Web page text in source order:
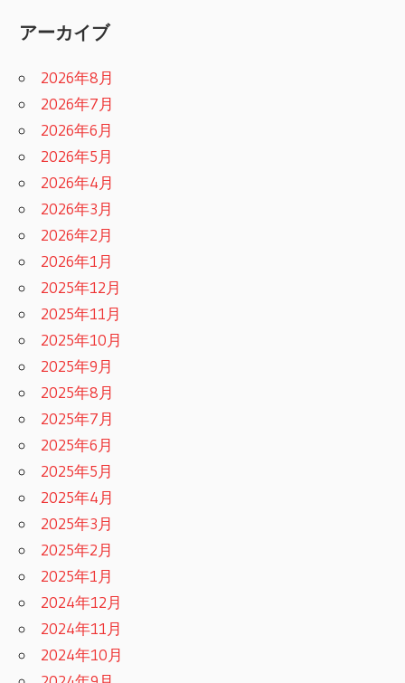
アーカイブ
2026年8月
2026年7月
2026年6月
2026年5月
2026年4月
2026年3月
2026年2月
2026年1月
2025年12月
2025年11月
2025年10月
2025年9月
2025年8月
2025年7月
2025年6月
2025年5月
2025年4月
2025年3月
2025年2月
2025年1月
2024年12月
2024年11月
2024年10月